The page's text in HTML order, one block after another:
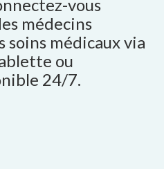
vous
médecins
soins médicaux via
ou
24/7.